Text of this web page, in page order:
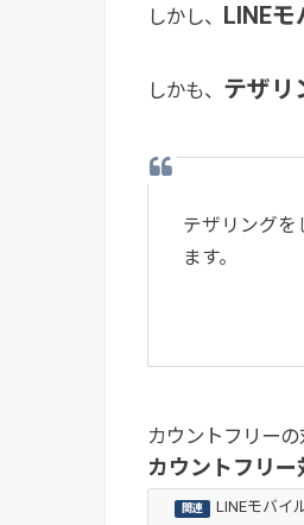
しかし、 LINEモ
しかも、 テザリ
テザリングを
ます。
カウントフリー
カウントフリー
LINEモバイ